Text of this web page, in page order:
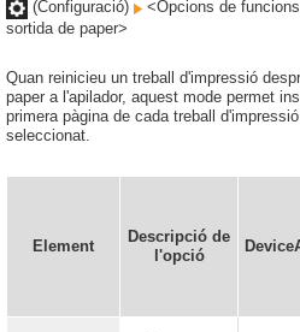
(Configuració) <Opcions de
sortida de paper>
Quan reinicieu un treball d'impressió
paper a l'apilador, aquest mode permet
primera pàgina de cada treball
seleccionat.
Element
Descripció de
l'opció